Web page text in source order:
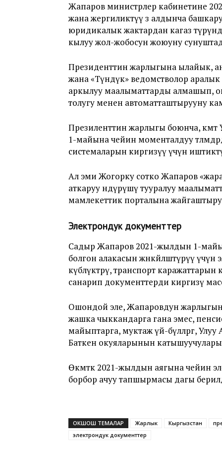
Жапаров министрлер кабинетине
жана жергиликтүү өз алдынча
юридикалык жактардан кагаз
кылуу жол-жобосун жоюуну
Президенттин жарлыгына ылайык,
жана «Түндүк» ведомстволор аралык
аркылуу маалыматтарды алмашып,
толугу менен автоматташтырууну
Презиленттин жарлыгы боюнча,
1-майына чейин моменталдуу
системаларын киргизүү үчүн
Ал эми Жогорку сотко Жапаров
аткаруу өндүрүшү тууралуу
мамлекеттик порталына
Электрондук документтер
Садыр Жапаров 2021-жылдын 1-
болгон алакасын жөнөкөйлөштүрүү
күбөлүктөрү, транспорт каражаттарын
санарип документтерди киргизү
Ошондой эле, Жапаровдун
жашка чыккандарга гана эмес,
майыптарга, муктаж үй-бүлөлөргө,
Баткен окуяларынын
Өкмөткө 2021-жылдын аягына чейин
борбор ачуу тапшырмасы дагы
ОКШОШ ТЕМАЛАР Жарлык Кыргызстан
электрондук документтер